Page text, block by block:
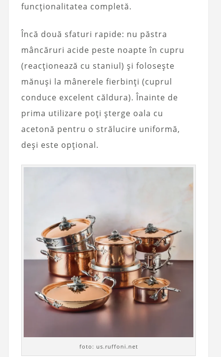
funcționalitatea completă.
Încă două sfaturi rapide: nu păstra
mâncăruri acide peste noapte în cupru
(reacționează cu staniul) și folosește
mănuși la mânerele fierbinți (cuprul
conduce excelent căldura). Înainte de
prima utilizare poți șterge oala cu
acetonă pentru o strălucire uniformă,
deși este opțional.
foto: us.ruffoni.net